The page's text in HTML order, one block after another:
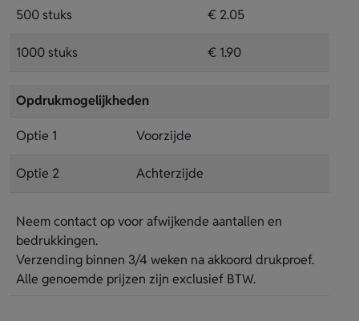
500 stuks € 2.05
1000 stuks € 1.90
Opdrukmogelijkheden
Optie 1 Voorzijde
Optie 2 Achterzijde
Neem contact op voor afwijkende aantallen en
bedrukkingen.
Verzending binnen 3/4 weken na akkoord drukproef.
Alle genoemde prijzen zijn exclusief BTW.